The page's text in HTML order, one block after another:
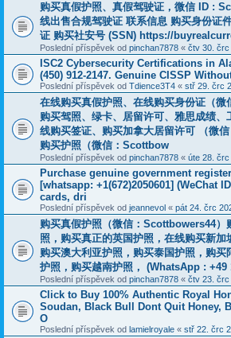
购买真假护照、真假驾驶证，微信 ID :
线出售合规驾驶证 联系信息 购买身份证
证 购买社安号 (SSN) https://
Poslední příspěvek od pinchan7878 « čtv 30. črc
ISC2 Cybersecurity Certifications in
(450) 912-2147. Genuine CISSP
Poslední příspěvek od Tdience3T4 « stř 29. črc
在线购买真假护照、在线购买身份证（微
购买驾照、绿卡、居留许可、雅思成绩、
线购买签证、购买加拿大居留许可 （微
购买护照（微信：Scottbow
Poslední příspěvek od pinchan7878 « úte 28. črc
Purchase genuine government
[whatsapp: +1(672)2050601] (WeChat
cards, dri
Poslední příspěvek od jeannevol « pát 24. črc
购买真假护照（微信：Scottbowers44）
照，购买真正的英国护照，在线购买新加
购买澳大利亚护照，购买泰国护照，购买
护照，购买越南护照， (WhatsApp : +49
Poslední příspěvek od pinchan7878 « čtv 23. črc
Click to Buy 100% Authentic Royal
Soudan, Black Bull Dont Quit Honey,
O
Poslední příspěvek od lamielroyale « stř 22. črc